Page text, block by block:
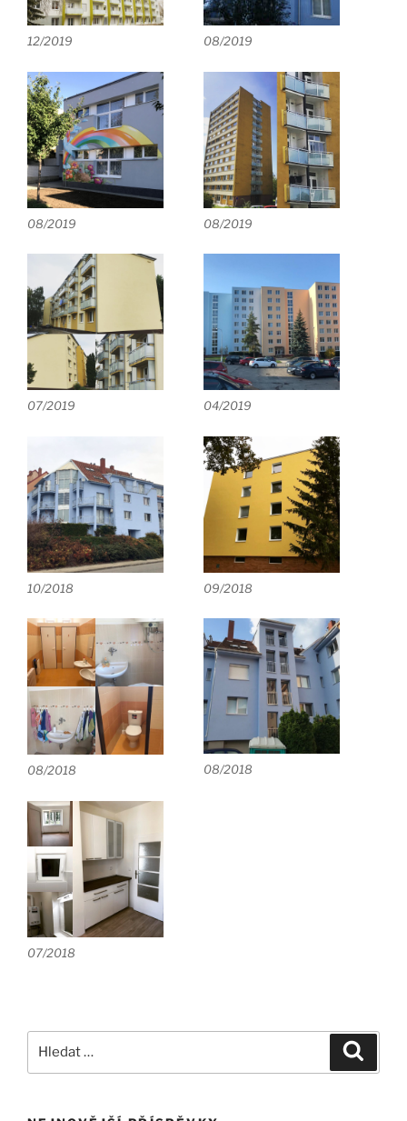
12/2019 08/2019
08/2019 08/2019
07/2019 04/2019
10/2018 09/2018
08/2018 08/2018
07/2018